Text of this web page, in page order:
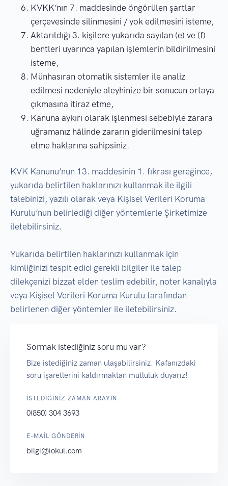
KVKK’nın 7. maddesinde öngörülen şartlar
çerçevesinde silinmesini / yok edilmesini isteme,
Aktarıldığı 3. kişilere yukarıda sayılan (e) ve (f)
bentleri uyarınca yapılan işlemlerin bildirilmesini
isteme,
Münhasıran otomatik sistemler ile analiz
edilmesi nedeniyle aleyhinize bir sonucun ortaya
çıkmasına itiraz etme,
Kanuna aykırı olarak işlenmesi sebebiyle zarara
uğramanız hâlinde zararın giderilmesini talep
etme haklarına sahipsiniz.
KVK Kanunu’nun 13. maddesinin 1. fıkrası gereğince,
yukarıda belirtilen haklarınızı kullanmak ile ilgili
talebinizi, yazılı olarak veya Kişisel Verileri Koruma
Kurulu’nun belirlediği diğer yöntemlerle Şirketimize
iletebilirsiniz.
Yukarıda belirtilen haklarınızı kullanmak için
kimliğinizi tespit edici gerekli bilgiler ile talep
dilekçenizi bizzat elden teslim edebilir, noter kanalıyla
veya Kişisel Verileri Koruma Kurulu tarafından
belirlenen diğer yöntemler ile iletebilirsiniz.
Sormak istediğiniz soru mu var?
Bize istediğiniz zaman ulaşabilirsiniz. Kafanızdaki
soru işaretlerini kaldırmaktan mutluluk duyarız!
İSTEDİĞİNİZ ZAMAN ARAYIN
0(850) 304 3693
E-MAIL GÖNDERİN
bilgi@iokul.com